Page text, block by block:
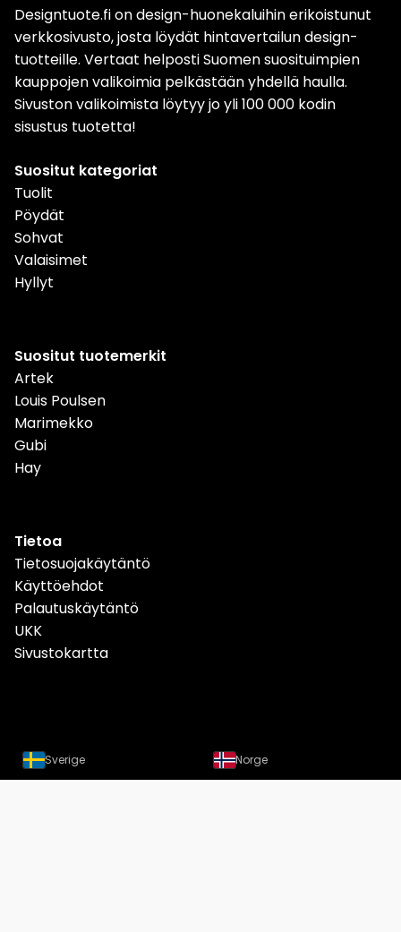
Designtuote.fi on design-huonekaluihin erikoistunut
verkkosivusto, josta löydät hintavertailun design-
tuotteille. Vertaat helposti Suomen suosituimpien
kauppojen valikoimia pelkästään yhdellä haulla.
Sivuston valikoimista löytyy jo yli 100 000 kodin
sisustus tuotetta!
Suositut kategoriat
Tuolit
Pöydät
Sohvat
Valaisimet
Hyllyt
Suositut tuotemerkit
Artek
Louis Poulsen
Marimekko
Gubi
Hay
Tietoa
Tietosuojakäytäntö
Käyttöehdot
Palautuskäytäntö
UKK
Sivustokartta
Sverige Norge